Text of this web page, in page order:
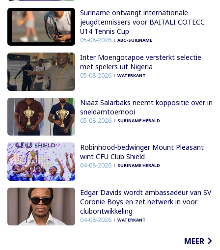
Suriname ontvangt internationale
jeugdtennissers voor BAITALI COTECC
U14 Tennis Cup
05-08-2026 ABC-SURINAME
Inter Moengotapoe versterkt selectie
met spelers uit Nigeria
05-08-2026 WATERKANT
Niaaz Salarbaks neemt koppositie over in
sneldamtoernooi
05-08-2026 SURINAME HERALD
Robinhood-bedwinger Mount Pleasant
wint CFU Club Shield
04-08-2026 SURINAME HERALD
Edgar Davids wordt ambassadeur van SV
Coronie Boys en zet netwerk in voor
clubontwikkeling
04-08-2026 WATERKANT
MEER